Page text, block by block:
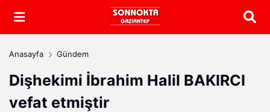
Arama
Anasayfa Gündem
Dişhekimi İbrahim Halil BAKIRCI
vefat etmiştir